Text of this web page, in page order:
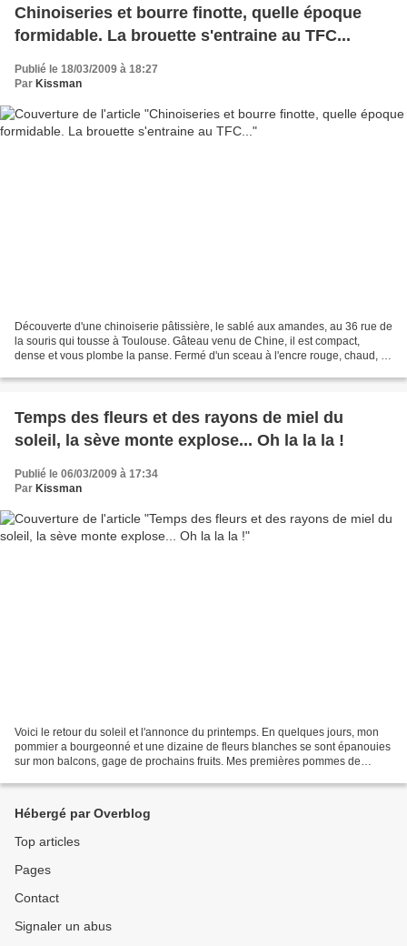
Chinoiseries et bourre finotte, quelle époque
formidable. La brouette s'entraine au TFC...
Publié le 18/03/2009 à 18:27
Par Kissman
Découverte d'une chinoiserie pâtissière, le sablé aux amandes, au 36 rue de
la souris qui tousse à Toulouse. Gâteau venu de Chine, il est compact,
dense et vous plombe la panse. Fermé d'un sceau à l'encre rouge, chaud, il
Temps des fleurs et des rayons de miel du
soleil, la sève monte explose... Oh la la la !
Publié le 06/03/2009 à 17:34
Par Kissman
Voici le retour du soleil et l'annonce du printemps. En quelques jours, mon
pommier a bourgeonné et une dizaine de fleurs blanches se sont épanouies
sur mon balcons, gage de prochains fruits. Mes premières pommes de
Hébergé par Overblog
Top articles
Pages
Contact
Signaler un abus